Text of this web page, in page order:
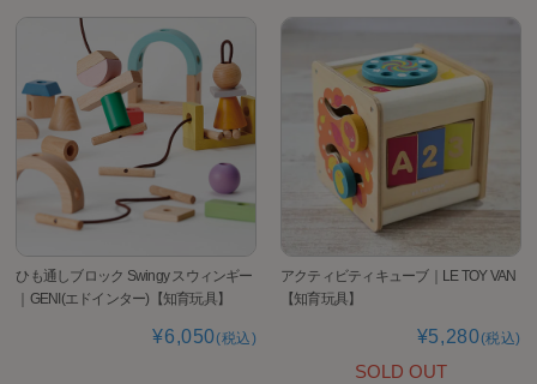
ひも通しブロック Swingy スウィンギー
｜GENI(エドインター)【知育玩具】
¥6,050(税込)
アクティビティキューブ｜LE TOY VAN
【知育玩具】
¥5,280(税込)
SOLD OUT